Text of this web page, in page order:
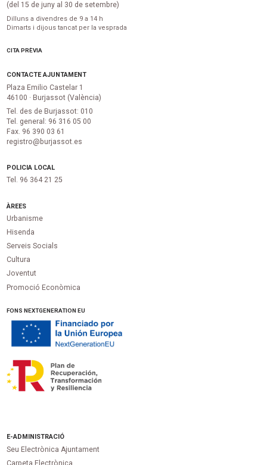
(del 15 de juny al 30 de setembre)
Dilluns a divendres de 9 a 14 h
Dimarts i dijous tancat per la vesprada
CITA PRÈVIA
CONTACTE AJUNTAMENT
Plaza Emilio Castelar 1
46100 · Burjassot (València)
Tel. des de Burjassot: 010
Tel. general: 96 316 05 00
Fax. 96 390 03 61
registro@burjassot.es
POLICIA LOCAL
Tel. 96 364 21 25
ÀREES
Urbanisme
Hisenda
Serveis Socials
Cultura
Joventut
Promoció Econòmica
FONS NEXTGENERATION EU
E-ADMINISTRACIÓ
Seu Electrònica Ajuntament
Carpeta Electrònica